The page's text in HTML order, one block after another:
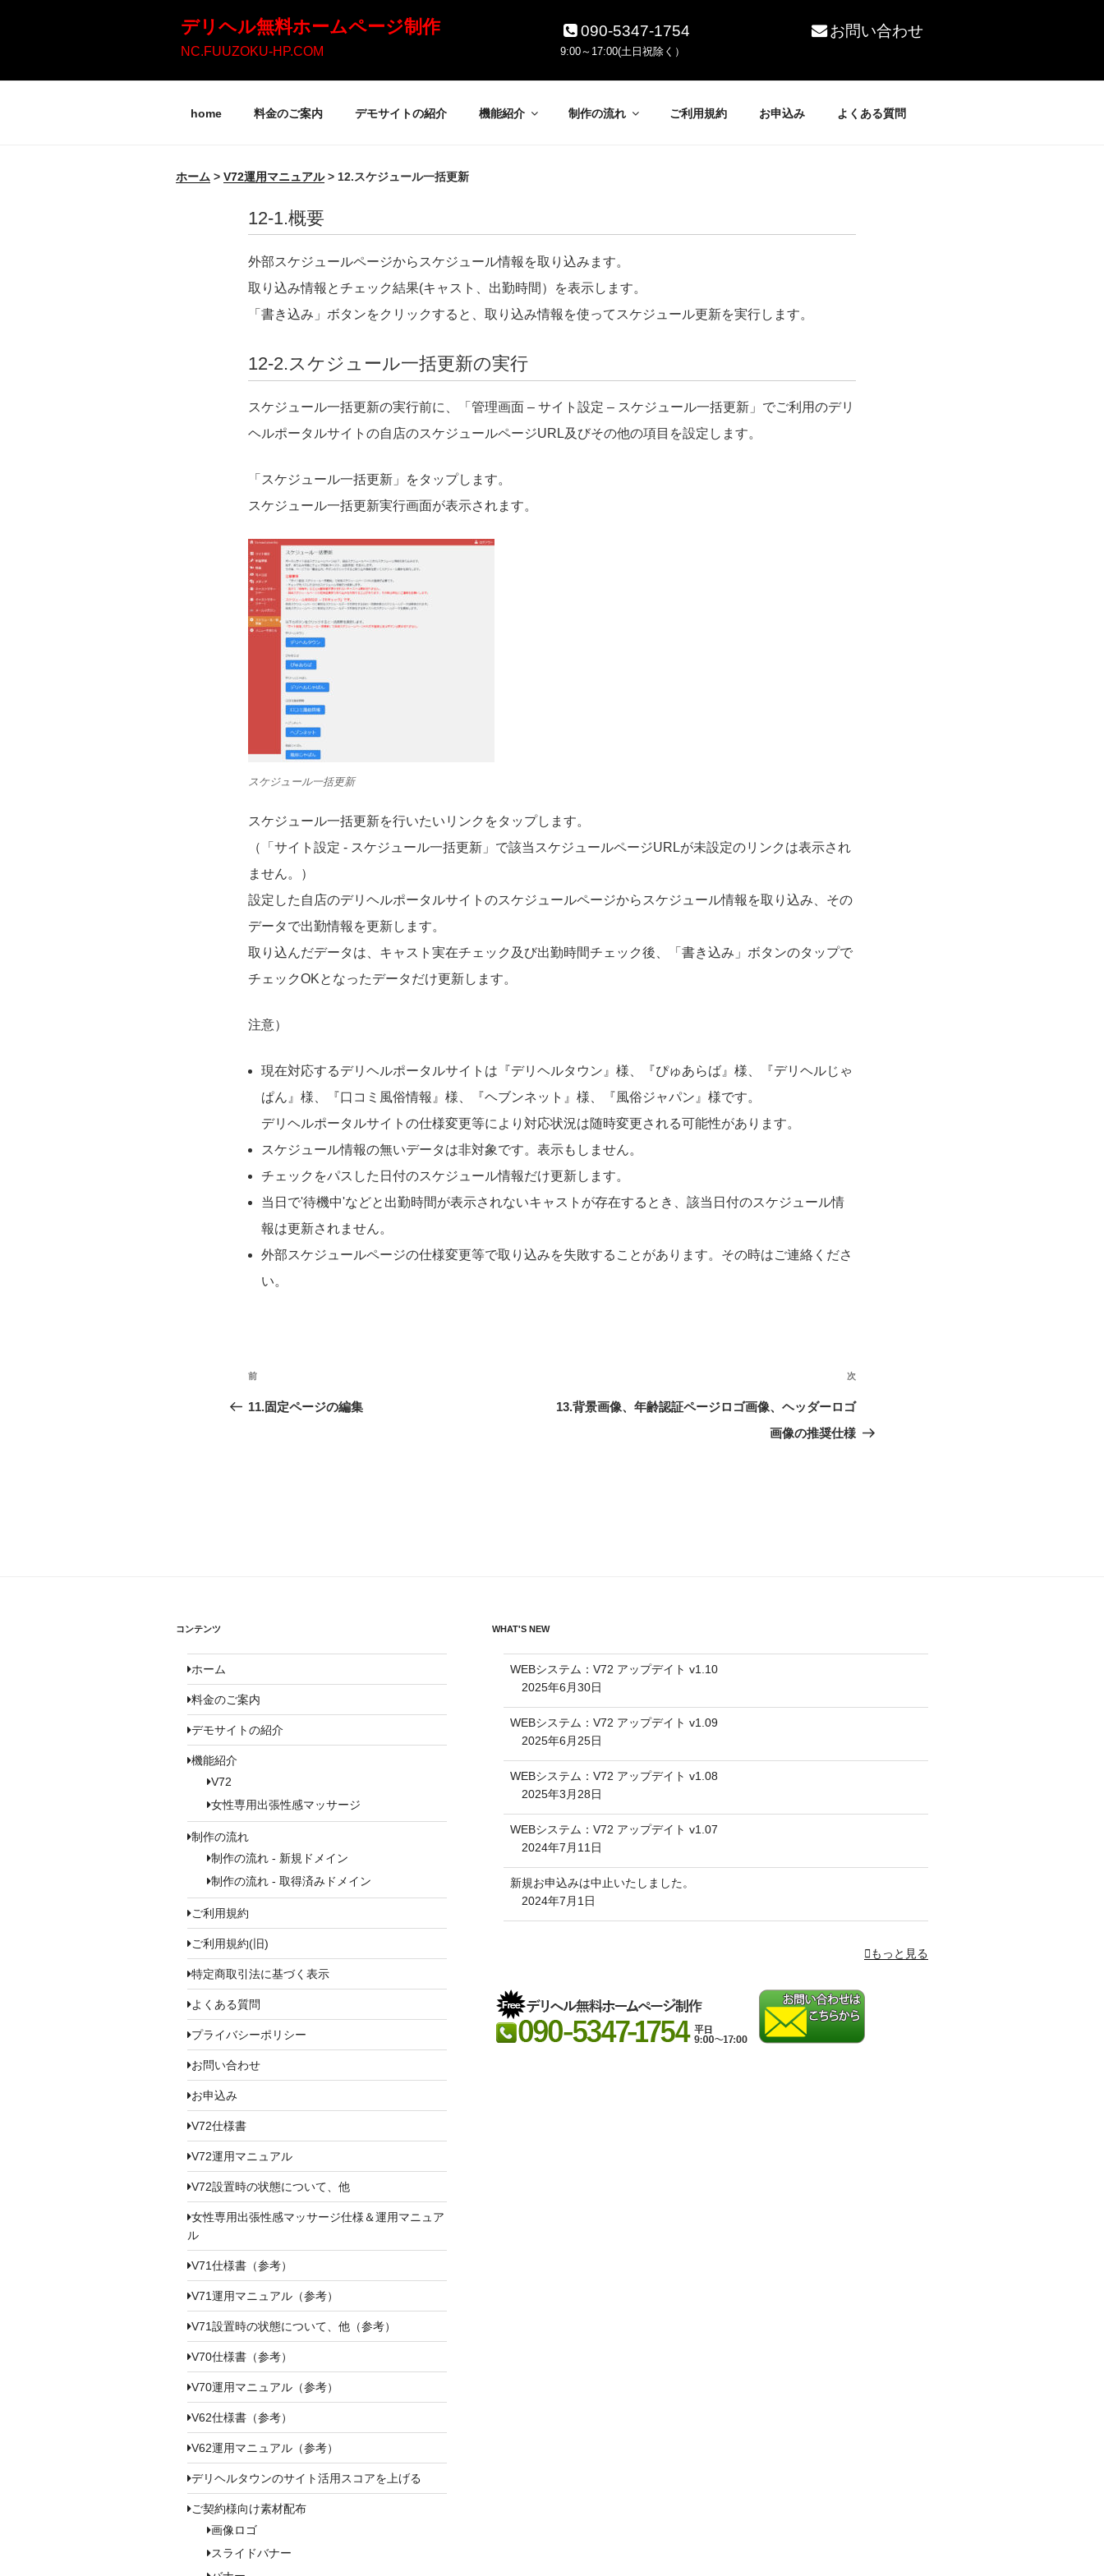
デリヘル無料ホームページ制作
NC.FUUZOKU-HP.COM
090-5347-1754
9:00～17:00(土日祝除く）
お問い合わせ
home 料金のご案内 デモサイトの紹介 機能紹介 制作の流れ ご利用規約 お申込み よくある質問
ホーム > V72運用マニュアル> 12.スケジュール一括更新
12-1.概要
外部スケジュールページからスケジュール情報を取り込みます。
取り込み情報とチェック結果(キャスト、出勤時間）を表示します。
「書き込み」ボタンをクリックすると、取り込み情報を使ってスケジュール更新を実行します。
12-2.スケジュール一括更新の実行
スケジュール一括更新の実行前に、「管理画面 – サイト設定 – スケジュール一括更新」でご利用のデリ
ヘルポータルサイトの自店のスケジュールページURL及びその他の項目を設定します。
「スケジュール一括更新」をタップします。
スケジュール一括更新実行画面が表示されます。
スケジュール一括更新
スケジュール一括更新を行いたいリンクをタップします。
（「サイト設定 - スケジュール一括更新」で該当スケジュールページURLが未設定のリンクは表示され
ません。）
設定した自店のデリヘルポータルサイトのスケジュールページからスケジュール情報を取り込み、その
データで出勤情報を更新します。
取り込んだデータは、キャスト実在チェック及び出勤時間チェック後、「書き込み」ボタンのタップで
チェックOKとなったデータだけ更新します。
注意）
現在対応するデリヘルポータルサイトは『デリヘルタウン』様、『ぴゅあらば』様、『デリヘルじゃ
ぱん』様、『口コミ風俗情報』様、『ヘブンネット』様、『風俗ジャパン』様です。
デリヘルポータルサイトの仕様変更等により対応状況は随時変更される可能性があります。
スケジュール情報の無いデータは非対象です。表示もしません。
チェックをパスした日付のスケジュール情報だけ更新します。
当日で'待機中'などと出勤時間が表示されないキャストが存在するとき、該当日付のスケジュール情
報は更新されません。
外部スケジュールページの仕様変更等で取り込みを失敗することがあります。その時はご連絡くださ
い。
ペ
ー
前
前
11.固定ページの編集
次
次
13.背景画像、年齢認証ページロゴ画像、ヘッダーロゴ
画像の推奨仕様
コンテンツ
ホーム
料金のご案内
デモサイトの紹介
機能紹介
V72
女性専用出張性感マッサージ
制作の流れ
制作の流れ - 新規ドメイン
制作の流れ - 取得済みドメイン
ご利用規約
ご利用規約(旧)
特定商取引法に基づく表示
よくある質問
プライバシーポリシー
お問い合わせ
お申込み
V72仕様書
V72運用マニュアル
V72設置時の状態について、他
女性専用出張性感マッサージ仕様＆運用マニュア
ル
V71仕様書（参考）
V71運用マニュアル（参考）
V71設置時の状態について、他（参考）
V70仕様書（参考）
V70運用マニュアル（参考）
V62仕様書（参考）
V62運用マニュアル（参考）
デリヘルタウンのサイト活用スコアを上げる
ご契約様向け素材配布
画像ロゴ
スライドバナー
WHAT'S NEW
WEBシステム：V72 アップデイト v1.10
2025年6月30日
WEBシステム：V72 アップデイト v1.09
2025年6月25日
WEBシステム：V72 アップデイト v1.08
2025年3月28日
WEBシステム：V72 アップデイト v1.07
2024年7月11日
新規お申込みは中止いたしました。
2024年7月1日
もっと見る